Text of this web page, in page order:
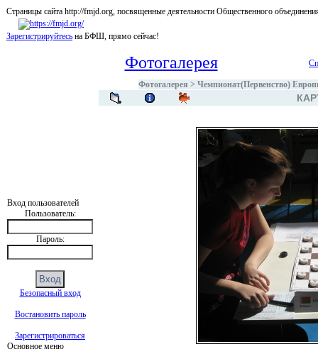
Страницы сайта http://fmjd.org, посвященные деятельности Общественного
Зарегистрируйтесь на БФШ, прямо сейчас!
Вход пользователей
Пользователь:
Пароль:
Безопасный вход
Востановить пароль
Зарегистрироваться
Основное меню
Фотогалерея
Фотогалерея > Чемпионат(Первенство)